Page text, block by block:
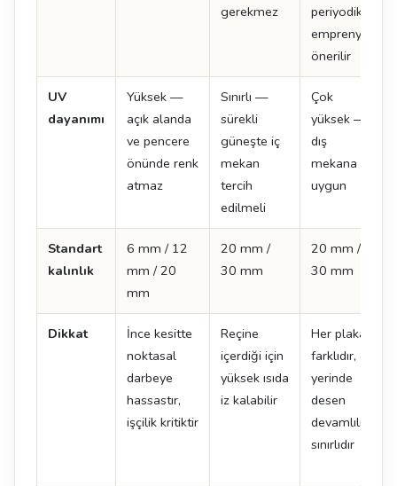
gerekmez
periyodik
emprenye
önerilir
UV
dayanımı
Yüksek —
açık alanda
ve pencere
önünde renk
atmaz
Sınırlı —
sürekli
güneşte iç
mekan
tercih
edilmeli
Çok
yüksek —
dış
mekana
uygun
Standart
kalınlık
6 mm / 12
mm / 20
mm
20 mm /
30 mm
20 mm /
30 mm
Dikkat
İnce kesitte
noktasal
darbeye
hassastır,
işçilik kritiktir
Reçine
içerdiği için
yüksek ısıda
iz kalabilir
Her plaka
farklıdır, ek
yerinde
desen
devamlılığı
sınırlıdır